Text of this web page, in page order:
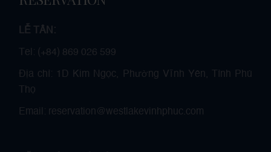
LỄ TÂN:
Tel: (+84) 869 026 599
Địa chỉ: 1D Kim Ngọc, Phường Vĩnh Yên, Tỉnh Phú
Thọ
Email: reservation@westlakevinhphuc.com